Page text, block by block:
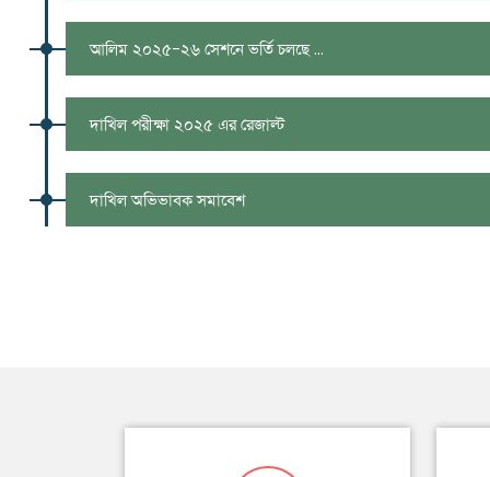
আলিম ২০২৫-২৬ সেশনে ভর্তি চলছে ...
দাখিল পরীক্ষা ২০২৫ এর রেজাল্ট
দাখিল অভিভাবক সমাবেশ